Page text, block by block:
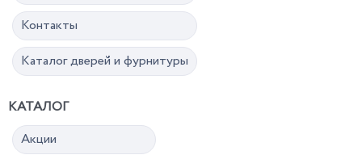
Контакты
Каталог дверей и фурнитуры
КАТАЛОГ
Акции